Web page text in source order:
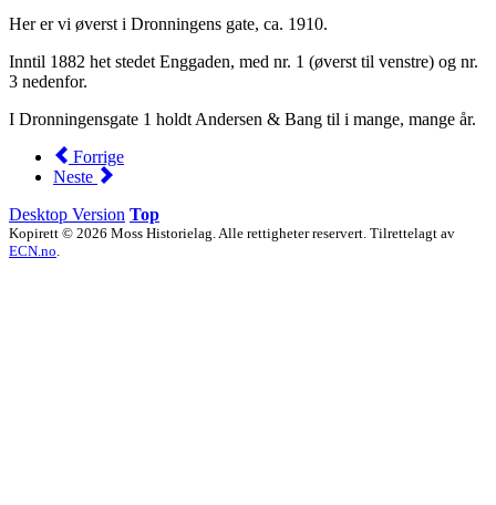
Her er vi øverst i Dronningens gate, ca. 1910.
Inntil 1882 het stedet Enggaden, med nr. 1 (øverst til venstre) og nr.
3 nedenfor.
I Dronningensgate 1 holdt Andersen & Bang til i mange, mange år.
Forrige
Neste
Desktop Version Top
Kopirett © 2026 Moss Historielag. Alle rettigheter reservert. Tilrettelagt av
ECN.no.